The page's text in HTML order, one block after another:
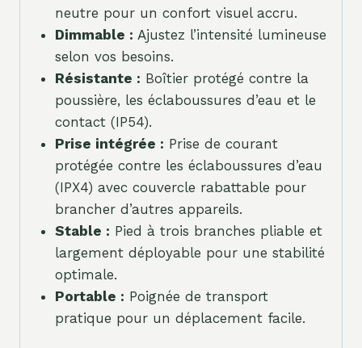
neutre pour un confort visuel accru.
Dimmable : Ajustez l’intensité lumineuse
selon vos besoins.
Résistante : Boîtier protégé contre la
poussière, les éclaboussures d’eau et le
contact (IP54).
Prise intégrée : Prise de courant
protégée contre les éclaboussures d’eau
(IPX4) avec couvercle rabattable pour
brancher d’autres appareils.
Stable : Pied à trois branches pliable et
largement déployable pour une stabilité
optimale.
Portable : Poignée de transport
pratique pour un déplacement facile.